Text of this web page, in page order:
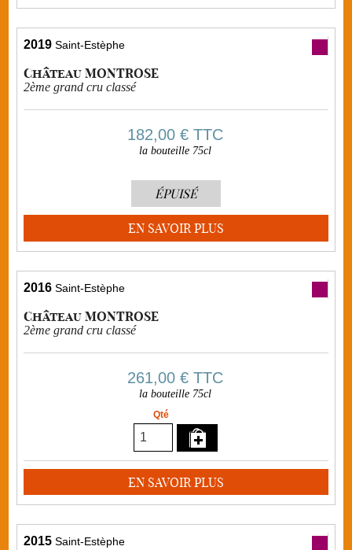
2019 Saint-Estèphe
Château MONTROSE
2ème grand cru classé
182,00 € TTC
la bouteille 75cl
ÉPUISÉ
EN SAVOIR PLUS
2016 Saint-Estèphe
Château MONTROSE
2ème grand cru classé
261,00 € TTC
la bouteille 75cl
Qté
EN SAVOIR PLUS
2015 Saint-Estèphe